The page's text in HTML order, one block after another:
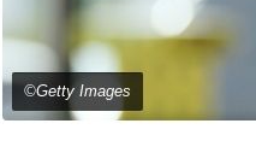
©Getty Images